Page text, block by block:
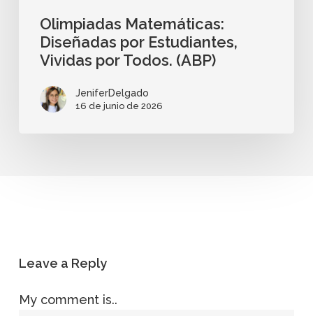
Olimpiadas Matemáticas:
Diseñadas por Estudiantes,
Vividas por Todos. (ABP)
JeniferDelgado
16 de junio de 2026
Leave a Reply
My comment is..